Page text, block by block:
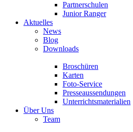
Partnerschulen
Junior Ranger
Aktuelles
News
Blog
Downloads
Broschüren
Karten
Foto-Service
Presseaussendungen
Unterrichtsmaterialien
Über Uns
Team